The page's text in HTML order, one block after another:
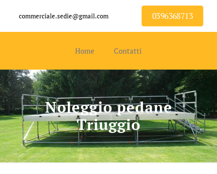
commerciale.sedie@gmail.com 0396368713
Home Contatti
Noleggio pedane
Triuggio